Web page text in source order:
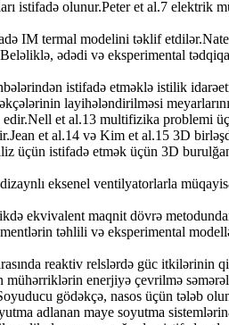
olunur.Peter et al.7 elektrik
IM termal modelini təklif
ədədi və eksperimental
istifadə etməklə istilik
layihələndirilməsi
et al.13 multifizika problemi
et al.14 və Kim et al.15 3D
üçün istifadə etmək üçün 3D
eksenel ventilyatorlarla
ekvivalent maqnit dövrə
təhlili və eksperimental
reaktiv relslərdə güc itkilərinin
mühərriklərin enerjiyə çevrilmə
gödəkçə, nasos üçün tələb
adlanan maye soyutma